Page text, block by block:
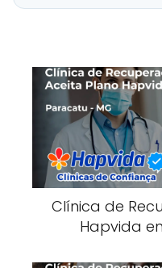
Clínica de
Hapvida